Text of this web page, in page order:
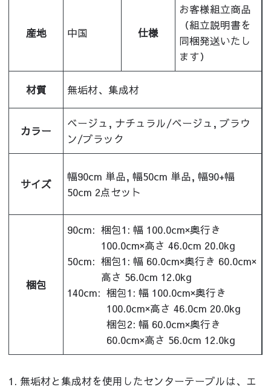
産地 中国 仕様
お客様組立商品
（組立説明書を
同梱発送いたし
ます）
材質 無垢材、集成材
カラー
ベージュ, ナチュラル/ベージュ, ブラウ
ン/ブラック
サイズ
幅90cm 単品, 幅50cm 単品, 幅90+幅
50cm 2点セット
梱包
90cm: 梱包1: 幅 100.0cm×奥行き
100.0cm×高さ 46.0cm 20.0kg
50cm: 梱包1: 幅 60.0cm×奥行き 60.0cm×
高さ 56.0cm 12.0kg
140cm: 梱包1: 幅 100.0cm×奥行き
100.0cm×高さ 46.0cm 20.0kg
梱包2: 幅 60.0cm×奥行き
60.0cm×高さ 56.0cm 12.0kg
1. 無垢材と集成材を使用したセンターテーブルは、エ